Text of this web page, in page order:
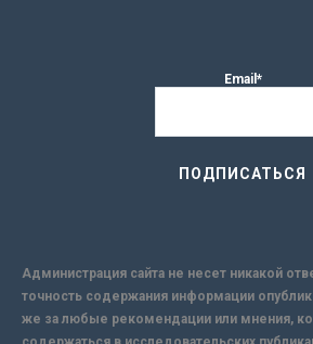
Email*
Администрация сайта не несет никакой
точность содержания информации
же за любые рекомендации или мнения,